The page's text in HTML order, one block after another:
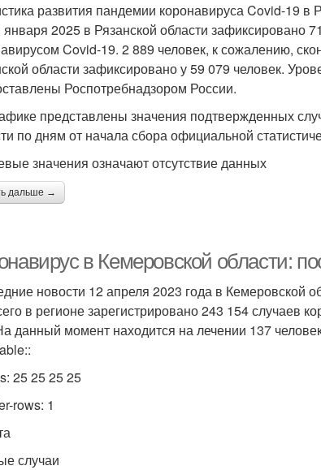
развития пандемии коронавируса Covid-19 в
2025 в Рязанской области зафиксировано
Covid-19. 2 889 человек, к сожалению,
области зафиксировано у 59 079 человек.
Роспотребнадзором России.
представлены значения подтвержденных
по дням от начала сбора официальной
значения означают отсутствие данных
дальше →
в Кемеровской области:
новости 12 апреля 2023 года в Кемеровской
в регионе зарегистрировано 243 154 случаев
данный момент находится на лечении 137
25 25 25 25
rows: 1
случаи